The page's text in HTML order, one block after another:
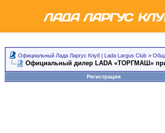
Официальный Лада Ларгус Клуб | Lada Largus Club >
Официальный дилер LADA «ТОРГМАШ»
Регистрация